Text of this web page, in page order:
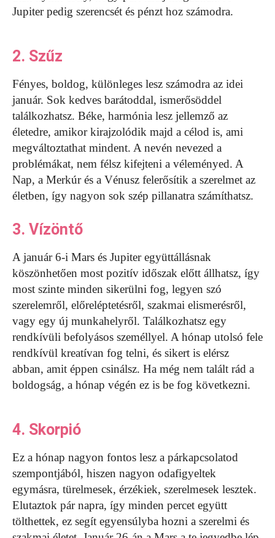
Jupiter pedig szerencsét és pénzt hoz számodra.
2. Szűz
Fényes, boldog, különleges lesz számodra az idei
január. Sok kedves barátoddal, ismerősöddel
találkozhatsz. Béke, harmónia lesz jellemző az
életedre, amikor kirajzolódik majd a célod is, ami
megváltoztathat mindent. A nevén nevezed a
problémákat, nem félsz kifejteni a véleményed. A
Nap, a Merkúr és a Vénusz felerősítik a szerelmet az
életben, így nagyon sok szép pillanatra számíthatsz.
3. Vízöntő
A január 6-i Mars és Jupiter együttállásnak
köszönhetően most pozitív időszak előtt állhatsz, így
most szinte minden sikerülni fog, legyen szó
szerelemről, előreléptetésről, szakmai elismerésről,
vagy egy új munkahelyről. Találkozhatsz egy
rendkívüli befolyásos személlyel. A hónap utolsó fele
rendkívül kreatívan fog telni, és sikert is elérsz
abban, amit éppen csinálsz. Ha még nem talált rád a
boldogság, a hónap végén ez is be fog következni.
4. Skorpió
Ez a hónap nagyon fontos lesz a párkapcsolatod
szempontjából, hiszen nagyon odafigyeltek
egymásra, türelmesek, érzékiek, szerelmesek lesztek.
Elutaztok pár napra, így minden percet együtt
tölthettek, ez segít egyensúlyba hozni a szerelmi és